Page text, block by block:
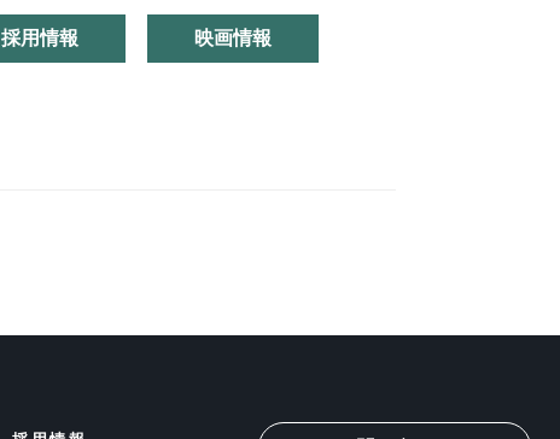
採用情報 映画情報